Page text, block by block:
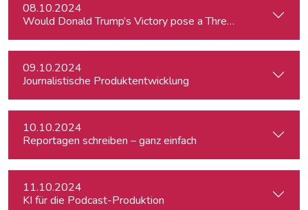
08.10.2024
Would Donald Trump’s Victory pose a Threat to Press
09.10.2024
Journalistische Produktentwicklung
10.10.2024
Reportagen schreiben – ganz einfach
11.10.2024
KI für die Podcast-Produktion